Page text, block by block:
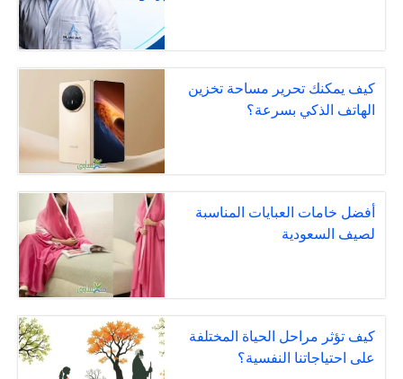
كيف يمكنك تحرير مساحة تخزين
الهاتف الذكي بسرعة؟
أفضل خامات العبايات المناسبة
لصيف السعودية
كيف تؤثر مراحل الحياة المختلفة
على احتياجاتنا النفسية؟